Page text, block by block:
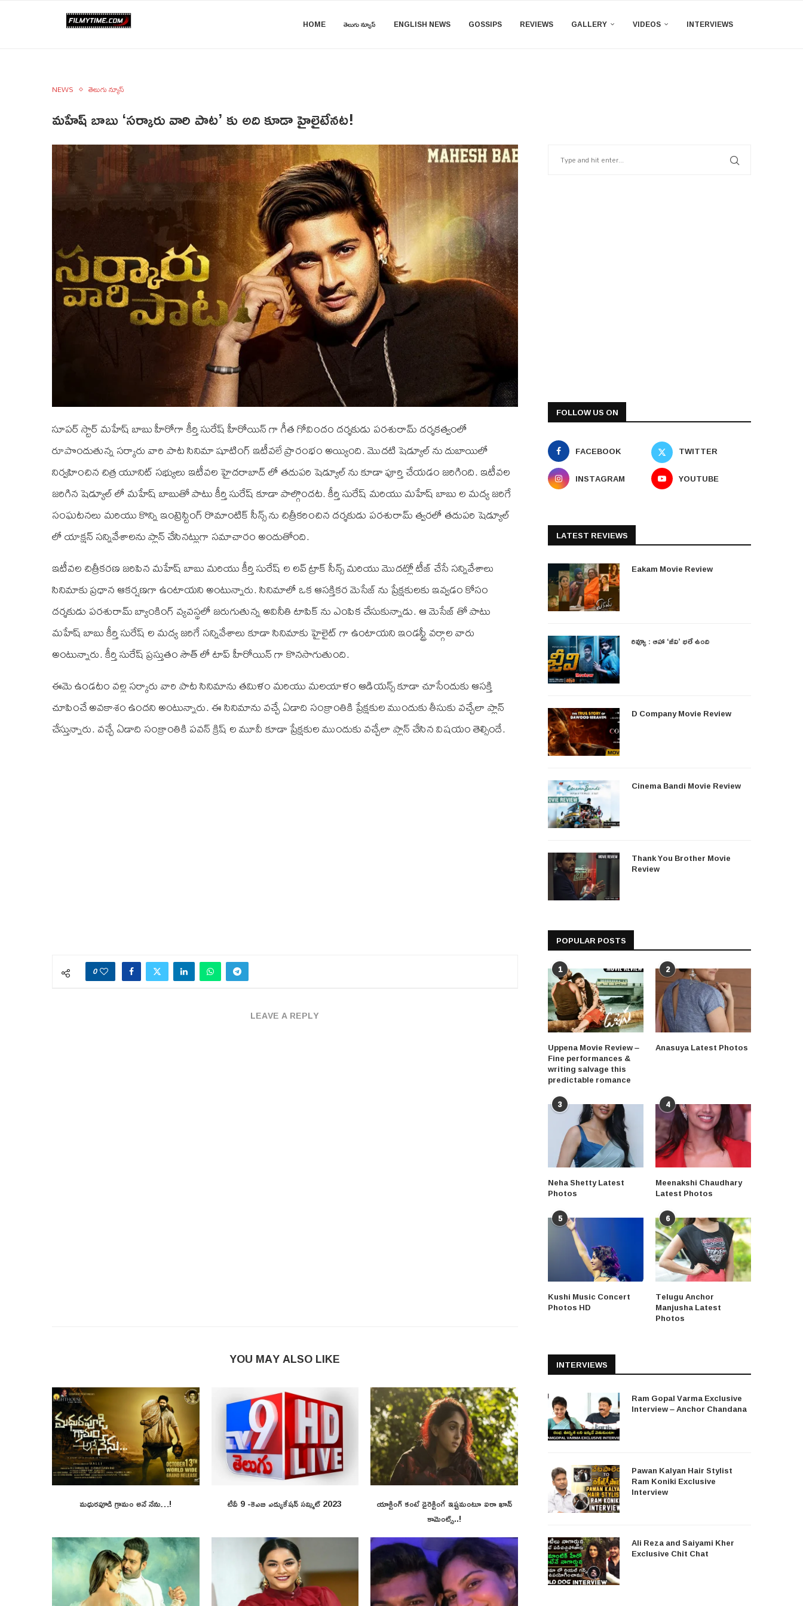
HOME తెలుగు న్యూస్ ENGLISH NEWS GOSSIPS REVIEWS GALLERY VIDEOS INTERVIEWS
NEWS తెలుగు న్యూస్
మహేష్‌ బాబు ‘సర్కారు వారి పాట’ కు అది కూడా హైలైటేనట!
సూపర్‌ స్టార్‌ మహేష్‌ బాబు హీరోగా కీర్తి సురేష్‌ హీరోయిన్ గా గీత గోవిందం దర్శకుడు పరశురామ్‌ దర్శకత్వంలో
రూపొందుతున్న సర్కారు వారి పాట సినిమా షూటింగ్‌ ఇటీవలే ప్రారంభం అయ్యింది. మొదటి షెడ్యూల్‌ ను దుబాయిలో
నిర్వహించిన చిత్ర యూనిట్‌ సభ్యులు ఇటీవల హైదరాబాద్ లో తదుపరి షెడ్యూల్‌ ను కూడా పూర్తి చేయడం జరిగింది. ఇటీవల
జరిగిన షెడ్యూల్‌ లో మహేష్‌ బాబుతో పాటు కీర్తి సురేష్‌ కూడా పాల్గొందట. కీర్తి సురేష్‌ మరియు మహేష్‌ బాబు ల మద్య జరిగే
సంఘటనలు మరియు కొన్ని ఇంట్రెస్టింగ్‌ రొమాంటిక్ సీన్స్ ను చిత్రీకరించిన దర్శకుడు పరశురామ్‌ త్వరలో తదుపరి షెడ్యూల్‌
లో యాక్షన్‌ సన్నివేశాలను ప్లాన్‌ చేసినట్లుగా సమాచారం అందుతోంది.
ఇటీవల చిత్రీకరణ జరిపిన మహేష్‌ బాబు మరియు కీర్తి సురేష్‌ ల లవ్‌ ట్రాక్ సీన్స్‌ మరియు మొదట్లో టీజ్ చేసే సన్నివేశాలు
సినిమాకు ప్రధాన ఆకర్షణగా ఉంటాయని అంటున్నారు. సినిమాలో ఒక ఆసక్తికర మెసేజ్‌ ను ప్రేక్షకులకు ఇవ్వడం కోసం
దర్శకుడు పరశురామ్‌ బ్యాంకింగ్‌ వ్యవస్థలో జరుగుతున్న అవినీతి టాపిక్‌ ను ఎంపిక చేసుకున్నాడు. ఆ మెసేజ్ తో పాటు
మహేష్‌ బాబు కీర్తి సురేష్‌ ల మద్య జరిగే సన్నివేశాలు కూడా సినిమాకు హైలైట్‌ గా ఉంటాయని ఇండస్ట్రీ వర్గాల వారు
అంటున్నారు. కీర్తి సురేష్‌ ప్రస్తుతం సౌత్‌ లో టాప్‌ హీరోయిన్‌ గా కొనసాగుతుంది.
ఈమె ఉండటం వల్ల సర్కారు వారి పాట సినిమాను తమిళం మరియు మలయాళం ఆడియన్స్ కూడా చూసేందుకు ఆసక్తి
చూపించే అవకాశం ఉందని అంటున్నారు. ఈ సినిమాను వచ్చే ఏడాది సంక్రాంతికి ప్రేక్షకుల ముందుకు తీసుకు వచ్చేలా ప్లాన్‌
చేస్తున్నారు. వచ్చే ఏడాది సంక్రాంతికి పవన్‌ క్రిష్‌ ల మూవీ కూడా ప్రేక్షకుల ముందుకు వచ్చేలా ప్లాన్‌ చేసిన విషయం తెల్సిందే.
0
LEAVE A REPLY
YOU MAY ALSO LIKE
మధురపూడి గ్రామం అనే నేను…! టీవీ 9 -కెఎబి ఎడ్యుకేషన్ సమ్మిట్ 2023
యాక్టింగ్ కంటే డైరెక్టింగే ఇష్టమంటూ ఐరా ఖాన్
కామెంట్స్..!
FOLLOW US ON
FACEBOOK
TWITTER
INSTAGRAM
YOUTUBE
LATEST REVIEWS
Eakam Movie Review
రివ్యూ : ఆహా ‘జీవి’ భలే ఉంది
D Company Movie Review
Cinema Bandi Movie Review
Thank You Brother Movie
Review
POPULAR POSTS
1
Uppena Movie Review –
Fine performances &
writing salvage this
predictable romance
2
Anasuya Latest Photos
3
Neha Shetty Latest
Photos
4
Meenakshi Chaudhary
Latest Photos
5
Kushi Music Concert
Photos HD
6
Telugu Anchor
Manjusha Latest
Photos
INTERVIEWS
Ram Gopal Varma Exclusive
Interview – Anchor Chandana
Pawan Kalyan Hair Stylist
Ram Koniki Exclusive
Interview
Ali Reza and Saiyami Kher
Exclusive Chit Chat